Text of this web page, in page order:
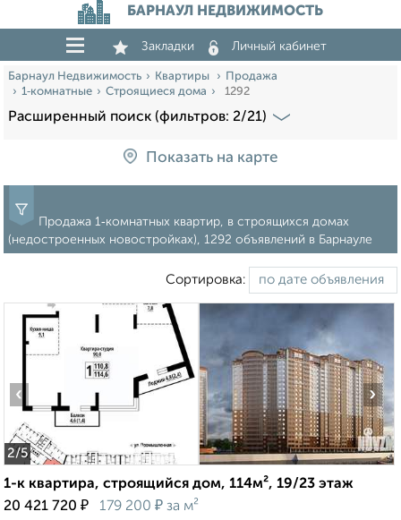
БАРНАУЛ НЕДВИЖИМОСТЬ
Закладки Личный кабинет
Барнаул Недвижимость Квартиры
Продажа
1‑комнатные
Строящиеся дома 1292
Расширенный поиск (фильтров: 2/21)
Показать на карте
Продажа 1‑комнатных квартир, в строящихся домах
(недостроенных новостройках), 1292 объявлений в Барнауле
Сортировка:
2/5
‹ ›
1-к квартира, строящийся дом, 114м², 19/23 этаж
20 421 720 ₽ 179 200 ₽ за м²